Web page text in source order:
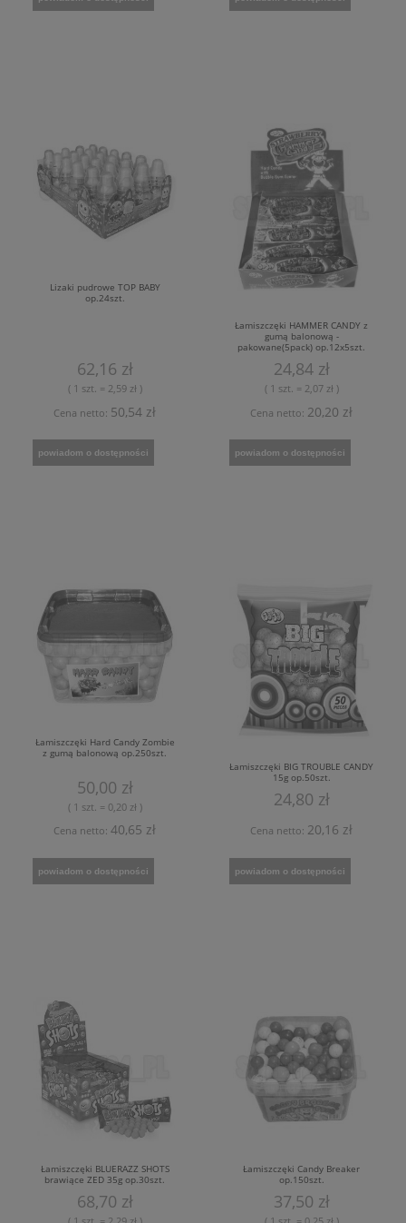
Lizaki pudrowe TOP BABY
op.24szt.
62,16 zł
( 1 szt. = 2,59 zł )
Cena netto: 50,54 zł
powiadom o dostępności
Łamiszczęki HAMMER CANDY z
gumą balonową -
pakowane(5pack) op.12x5szt.
24,84 zł
( 1 szt. = 2,07 zł )
Cena netto: 20,20 zł
powiadom o dostępności
Łamiszczęki Hard Candy Zombie
z gumą balonową op.250szt.
50,00 zł
( 1 szt. = 0,20 zł )
Cena netto: 40,65 zł
powiadom o dostępności
Łamiszczęki BIG TROUBLE CANDY
15g op.50szt.
24,80 zł
Cena netto: 20,16 zł
powiadom o dostępności
Łamiszczęki BLUERAZZ SHOTS
brawiące ZED 35g op.30szt.
68,70 zł
Łamiszczęki Candy Breaker
op.150szt.
37,50 zł